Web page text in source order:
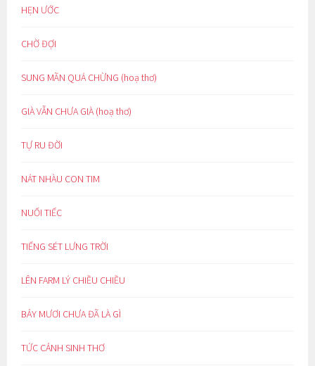
HẸN ƯỚC
CHỜ ĐỢI
SUNG MÃN QUÁ CHỪNG (hoạ thơ)
GIÀ VẪN CHƯA GIÀ (hoạ thơ)
TỰ RU ĐỜI
NÁT NHÀU CON TIM
NUỐI TIẾC
TIẾNG SÉT LƯNG TRỜI
LÊN FARM LÝ CHIỀU CHIỀU
BẢY MƯƠI CHƯA ĐÃ LÀ GÌ
TỨC CẢNH SINH THƠ